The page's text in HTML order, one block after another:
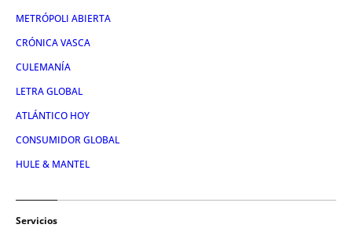
METRÓPOLI ABIERTA
CRÓNICA VASCA
CULEMANÍA
LETRA GLOBAL
ATLÁNTICO HOY
CONSUMIDOR GLOBAL
HULE & MANTEL
Servicios